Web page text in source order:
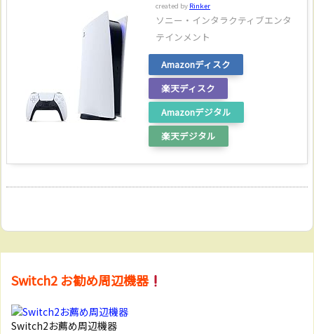
created by Rinker
ソニー・インタラクティブエンタ
テインメント
Amazonディスク
楽天ディスク
Amazonデジタル
楽天デジタル
Switch2 お勧め周辺機器
Switch2お薦め周辺機器